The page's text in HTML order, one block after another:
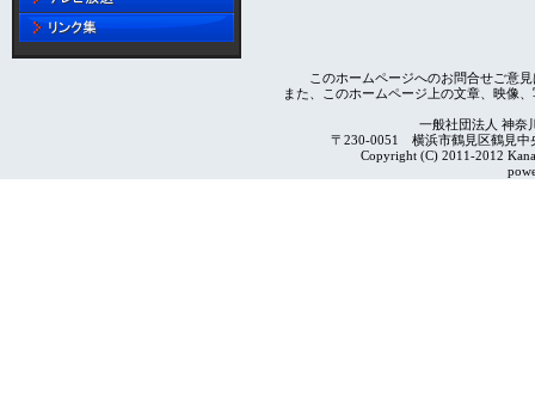
このホームページへのお問合せご意
また、このホームページ上の文章、映像
一般社団法人 神奈
〒230-0051 横浜市鶴見区鶴見
Copyright (C) 2011-2012